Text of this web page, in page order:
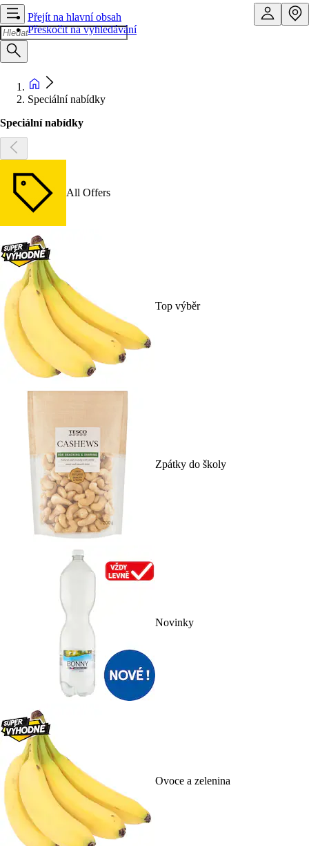
Přejít na hlavní obsah
Přeskočit na vyhledávání
Speciální nabídky
Speciální nabídky
All Offers
Top výběr
Zpátky do školy
Novinky
Ovoce a zelenina